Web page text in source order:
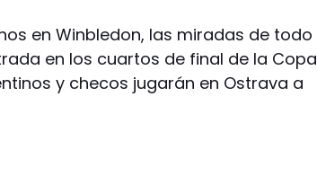
en Winbledon, las miradas de todo
en los cuartos de final de la Copa
y checos jugarán en Ostrava a